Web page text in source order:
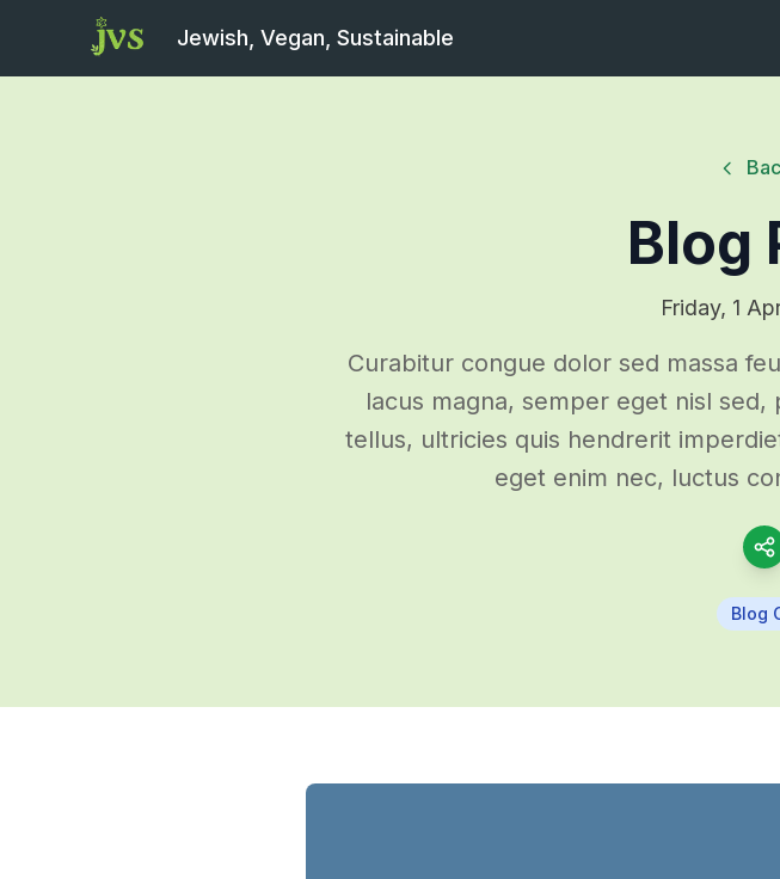
Jewish, Vegan, Sustainable
Blog
Friday, 1
Curabitur congue dolor sed massa
lacus magna, semper eget nisl
tellus, ultricies quis hendrerit
eget enim nec, luctus
Blog